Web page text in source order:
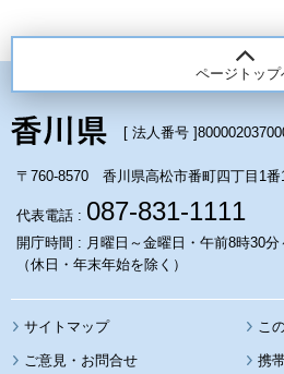
ページトップ
[ 法人番号 ]
〒760-8570 香川県高松市番町四丁目1番
代表電話 : 087-831-1111
開庁時間 : 月曜日～金曜日・午前8時30分
（休日・年末年始を除く）
サイトマップ こ
携